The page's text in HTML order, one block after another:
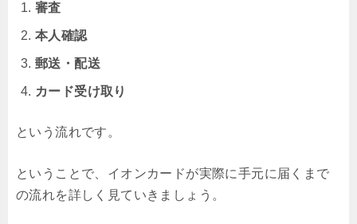
審査
本人確認
郵送・配送
カード受け取り
という流れです。
ということで、イオンカードが実際に手元に届くまで
の流れを詳しく見ていきましょう。